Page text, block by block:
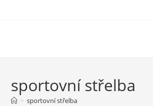
sportovní střelba
> sportovní střelba